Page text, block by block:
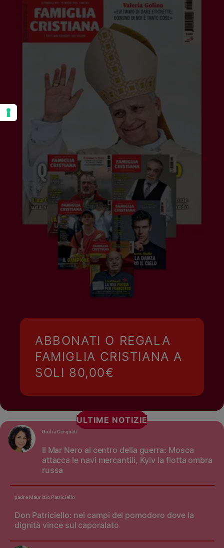
ABBONATI O REGALA
FAMIGLIA CRISTIANA A
SOLI 80,00€
ULTIME NOTIZIE
Il Mar Nero al centro della guerra: Mosca
attacca le navi mercantili, Kyiv la flotta ombra
russa
Giulia Cerqueti
Don Patriciello: nei campi del pomodoro dove la
dignità vince sul caporalato
padre Maurizio Patriciello